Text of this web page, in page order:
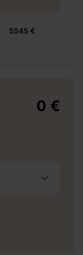
5545 €
0 €